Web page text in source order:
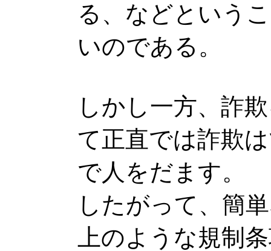
る、などという
いのである。
しかし一方、詐
て正直では詐欺
で人をだます。
したがって、簡
上のような規制